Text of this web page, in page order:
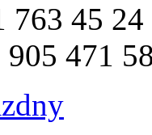
763 45 24
471